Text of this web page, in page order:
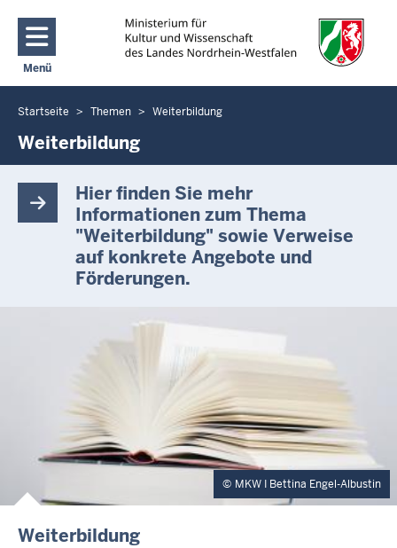
Direkt zum Inhalt
Menü
Navigation aktivieren/deaktivieren: Main Menu
Sie
befinden
hier
Startseite Themen Weiterbildung
Weiterbildung
Hier finden Sie mehr
Informationen zum Thema
"Weiterbildung" sowie Verweise
auf konkrete Angebote und
Förderungen.
MKW I Bettina Engel-Albustin
Weiterbildung